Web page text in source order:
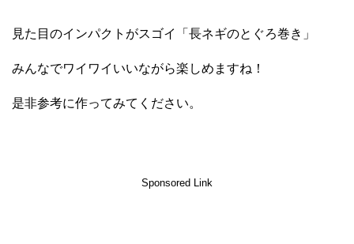
見た目のインパクトがスゴイ「長ネギのとぐろ巻き」
みんなでワイワイいいながら楽しめますね！
是非参考に作ってみてください。
Sponsored Link